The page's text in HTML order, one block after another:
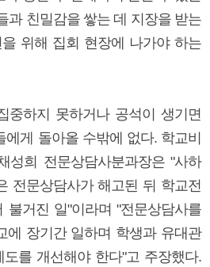
과 친밀감을 쌓는 데 지장을 받는
위해 집회 현장에 나가야 하는
중하지 못하거나 공석이 생기면
에게 돌아올 수밖에 없다. 학교비
성희 전문상담사분과장은 "사하
전문상담사가 해고된 뒤 학교전
불거진 일"이라며 "전문상담사를
에 장기간 일하며 학생과 유대관
를 개선해야 한다"고 주장했다.